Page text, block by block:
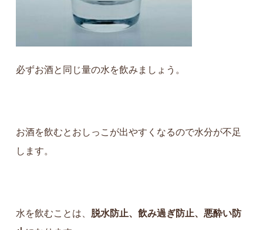
必ずお酒と同じ量の水を飲みましょう。
お酒を飲むとおしっこが出やすくなるので水分が不足
します。
水を飲むことは、 脱水防止、飲み過ぎ防止、悪酔い防